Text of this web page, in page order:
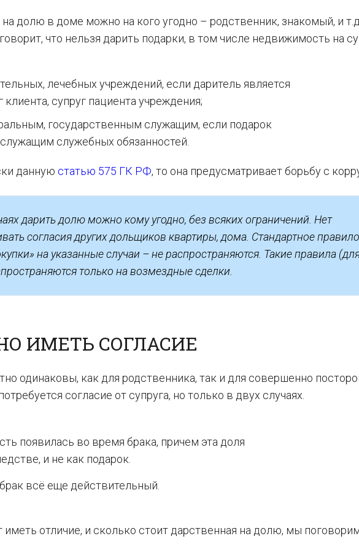
долю в доме можно на кого угодно – родственник, знакомый, и
говорит, что нельзя дарить подарки, в том числе недвижимость на
лечебных учреждений, если даритель является
клиента, супруг пациента учреждения;
государственным служащим, если подарок
служебных обязанностей.
данную статью 575 ГК РФ, то она предусматривает борьбу с
дарить долю можно кому угодно, без всяких ограничений. Нет
согласия других дольщиков квартиры, дома. Стандартное правило
на указанные случаи – не распространяются. Такие правила
только на возмездные сделки.
ИМЕТЬ СОГЛАСИЕ
одинаковы, как для родственника, так и для совершенно
согласие от супруга, но только в двух случаях.
появилась во время брака, причем эта доля
и не как подарок.
всё еще действительный.
отличие, и сколько стоит дарственная на долю, мы